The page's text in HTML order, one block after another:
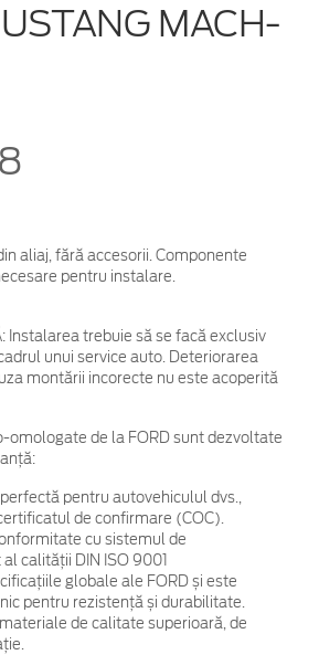
MACH-
aliaj, fără accesorii. Componente
pentru instalare.
Instalarea trebuie să se facă exclusiv
unui service auto. Deteriorarea
montării incorecte nu este acoperită
omologate de la FORD sunt dezvoltate
pentru autovehiculul dvs.,
de confirmare (COC).
cu sistemul de
calității DIN ISO 9001
globale ale FORD și este
pentru rezistență și durabilitate.
de calitate superioară, de